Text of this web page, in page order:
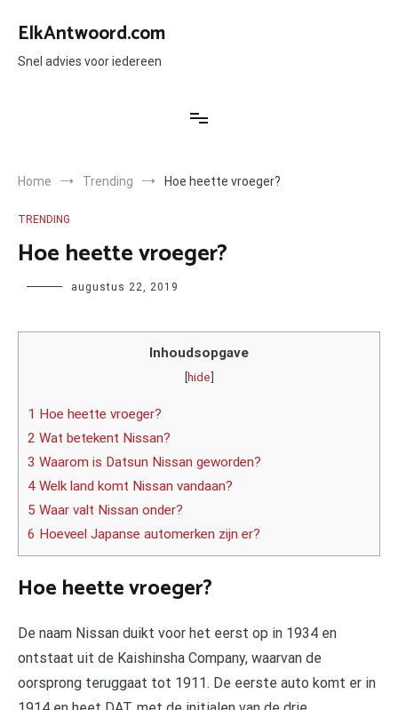
naar
inhoud
ElkAntwoord.com
Snel advies voor iedereen
Home Trending Hoe heette vroeger?
TRENDING
Hoe heette vroeger?
Author augustus 22, 2019
Inhoudsopgave
[hide]
1 Hoe heette vroeger?
2 Wat betekent Nissan?
3 Waarom is Datsun Nissan geworden?
4 Welk land komt Nissan vandaan?
5 Waar valt Nissan onder?
6 Hoeveel Japanse automerken zijn er?
Hoe heette vroeger?
De naam Nissan duikt voor het eerst op in 1934 en
ontstaat uit de Kaishinsha Company, waarvan de
oorsprong teruggaat tot 1911. De eerste auto komt er in